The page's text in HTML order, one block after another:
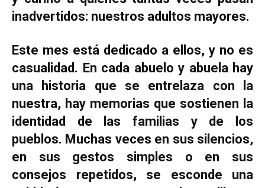
inadvertidos: nuestros adultos mayores.
Este mes está dedicado a ellos, y no es
casualidad. En cada abuelo y abuela hay
una historia que se entrelaza con la
nuestra, hay memorias que sostienen la
identidad de las familias y de los
pueblos. Muchas veces en sus silencios,
en sus gestos simples o en sus
consejos repetidos, se esconde una